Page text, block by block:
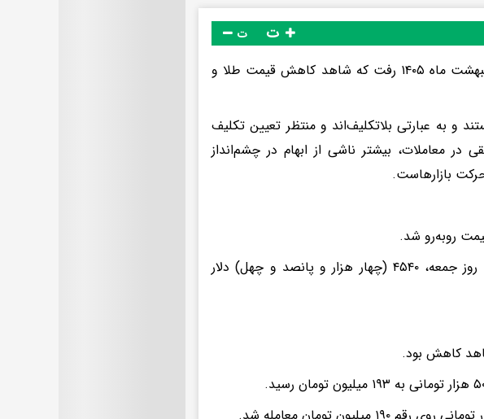
ت
بازار طلا و سکه در حالی به استقبال آخرین هفته اردیبهشت ماه ۱۴۰۵ رفت که شاهد کاهش قیمت طلا و
و به عبارتی بلاتکلیف‌اند و منتظر تعیین تکلیف
در معاملات، بیشتر ناشی از ابهام در چشم‌انداز
بازارهاست.
قیمت طلای جهانی با کاهش ۴۳.۹۴ دلاری نسبت به روز جمعه، ۴۵۴۰ (چهار هزار و پانصد و چهل) دلار
کاهش بود.